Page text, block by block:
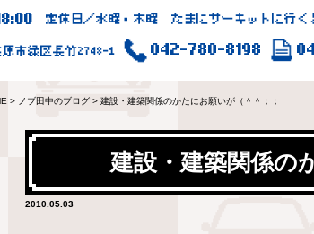
定休日／水曜・木曜 たまにサーキットに行く
市緑区長竹2748-1 042-780-8198
> ノブ田中のブログ > 建設・建築関係のかたにお願いが（＾＾；；
建設・建築関係の
2010.05.03